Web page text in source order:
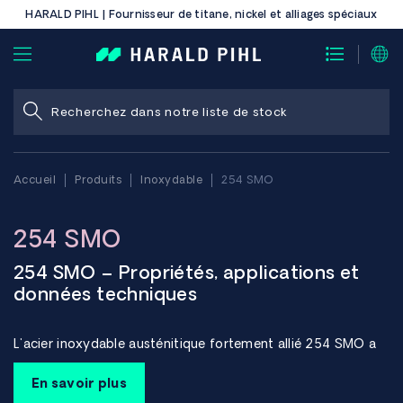
HARALD PIHL | Fournisseur de titane, nickel et alliages spéciaux
Accueil Produits Inoxydable 254 SMO
254 SMO
254 SMO – Propriétés, applications et
données techniques
L'acier inoxydable austénitique fortement allié 254 SMO a
été développé pour une résistance extrême à la corrosion
dans les environnements agressifs et riches en chlorures. Ce
En savoir plus